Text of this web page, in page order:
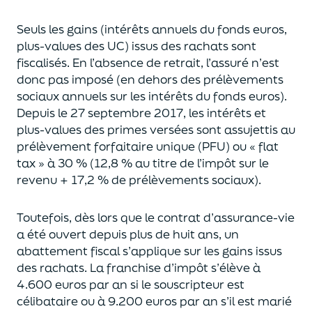
Seuls les gains (intérêts annuels du fonds euros,
plus-values des UC) issus des rachats sont
fiscalisés. En l’absence de retrait, l’assuré n’est
donc pas imposé (en dehors des prélèvements
sociaux annuels sur les intérêts du fonds euros).
Depuis le 27 septembre 2017, les intérêts et
plus-values des primes verséessont assujettis au
prélèvement forfaitaire unique (PFU) ou « flat
tax » à 30 % (12,8 % au titre de l’impôt sur le
revenu + 17,2 % de prélèvements sociaux).
Toutefois, dès lors que le contrat d’assurance-vie
a été ouvert depuis plus de huit ans, un
abattement fiscal s’applique sur les gains issus
des rachats. La franchise d’impôts’élève à
4.600 euros par an si le souscripteurest
célibataire ou à 9.200 euros par an s’il est marié